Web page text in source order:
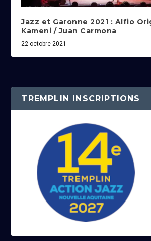
Jazz et Garonne 2021 : Alfio
Kameni / Juan Carmona
22 octobre 2021
TREMPLIN INSCRIPTIONS